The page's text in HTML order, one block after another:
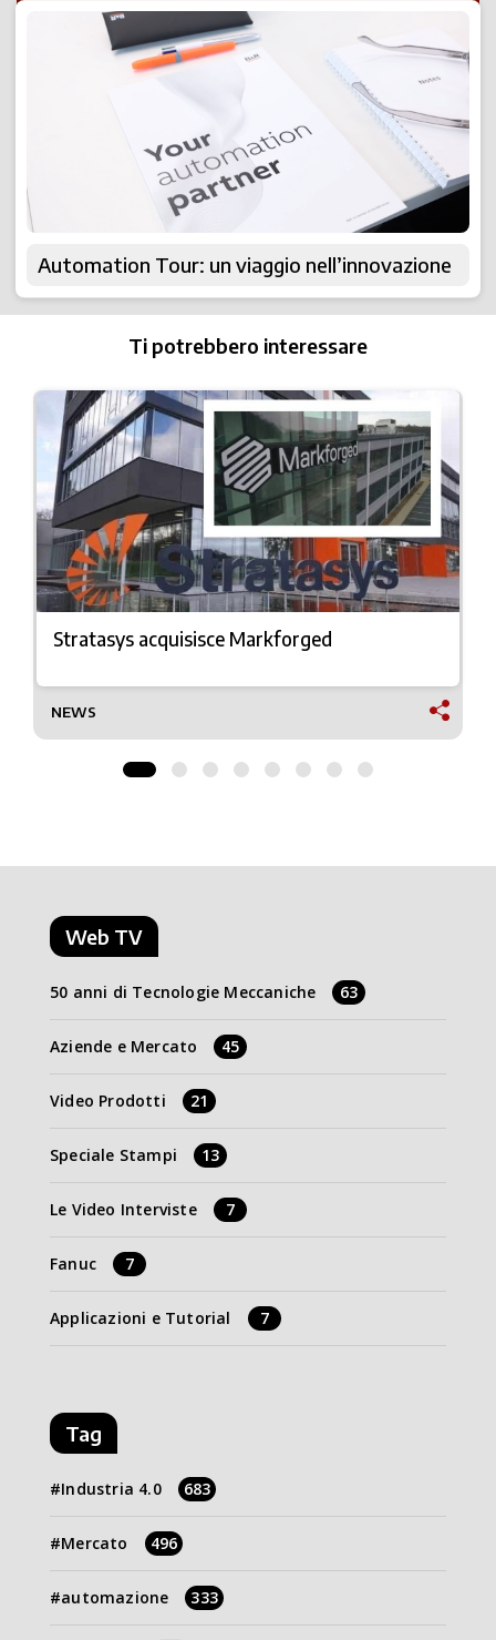
Automation Tour: un viaggio nell’innovazione
Ti potrebbero interessare
Stratasys acquisisce Markforged
NEWS
Web TV
50 anni di Tecnologie Meccaniche 63
Aziende e Mercato 45
Video Prodotti 21
Speciale Stampi 13
Le Video Interviste 7
Fanuc 7
Applicazioni e Tutorial 7
Tag
Industria 4.0 683
Mercato 496
automazione 333